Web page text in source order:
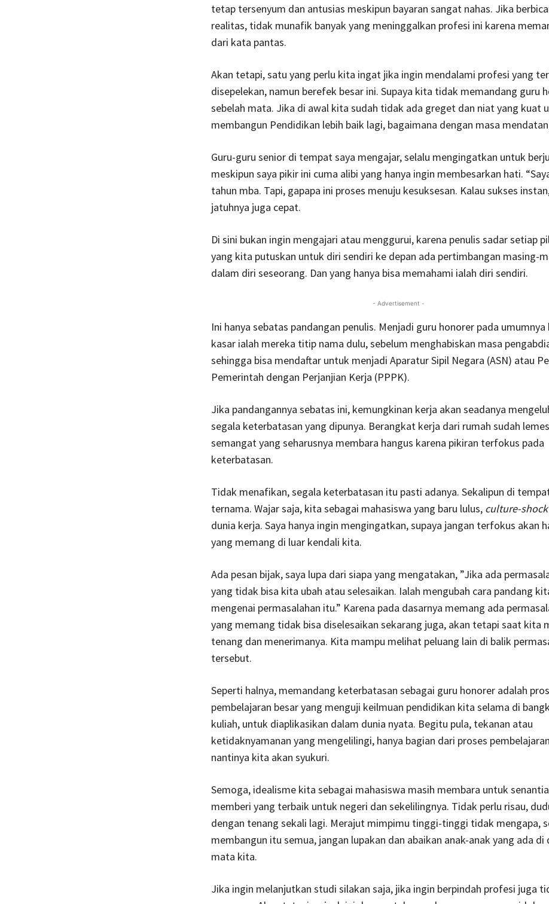
tetap tersenyum dan antusias meskipun bayaran sangat nahas. Jika
realitas, tidak munafik banyak yang meninggalkan profesi ini karena
dari kata pantas.
Akan tetapi, satu yang perlu kita ingat jika ingin mendalami profesi yang
disepelekan, namun berefek besar ini. Supaya kita tidak memandang guru
sebelah mata. Jika di awal kita sudah tidak ada greget dan niat yang kuat
membangun Pendidikan lebih baik lagi, bagaimana dengan masa
Guru-guru senior di tempat saya mengajar, selalu mengingatkan untuk
meskipun saya pikir ini cuma alibi yang hanya ingin membesarkan hati.
tahun mba. Tapi, gapapa ini proses menuju kesuksesan. Kalau sukses
jatuhnya juga cepat.
Di sini bukan ingin mengajari atau menggurui, karena penulis sadar setiap
yang kita putuskan untuk diri sendiri ke depan ada pertimbangan masing-
dalam diri seseorang. Dan yang hanya bisa memahami ialah diri sendiri.
- Advertisement -
Ini hanya sebatas pandangan penulis. Menjadi guru honorer pada umumnya
kasar ialah mereka titip nama dulu, sebelum menghabiskan masa
sehingga bisa mendaftar untuk menjadi Aparatur Sipil Negara (ASN) atau
Pemerintah dengan Perjanjian Kerja (PPPK).
Jika pandangannya sebatas ini, kemungkinan kerja akan seadanya
segala keterbatasan yang dipunya. Berangkat kerja dari rumah sudah
semangat yang seharusnya membara hangus karena pikiran terfokus pada
keterbatasan.
Tidak menafikan, segala keterbatasan itu pasti adanya. Sekalipun di
ternama. Wajar saja, kita sebagai mahasiswa yang baru lulus, culture-shock
dunia kerja. Saya hanya ingin mengingatkan, supaya jangan terfokus akan
yang memang di luar kendali kita.
Ada pesan bijak, saya lupa dari siapa yang mengatakan, ”Jika ada
yang tidak bisa kita ubah atau selesaikan. Ialah mengubah cara pandang
mengenai permasalahan itu.” Karena pada dasarnya memang ada
yang memang tidak bisa diselesaikan sekarang juga, akan tetapi saat kita
tenang dan menerimanya. Kita mampu melihat peluang lain di balik
tersebut.
Seperti halnya, memandang keterbatasan sebagai guru honorer adalah
pembelajaran besar yang menguji keilmuan pendidikan kita selama di
kuliah, untuk diaplikasikan dalam dunia nyata. Begitu pula, tekanan atau
ketidaknyamanan yang mengelilingi, hanya bagian dari proses
nantinya kita akan syukuri.
Semoga, idealisme kita sebagai mahasiswa masih membara untuk
memberi yang terbaik untuk negeri dan sekelilingnya. Tidak perlu risau,
dengan tenang sekali lagi. Merajut mimpimu tinggi-tinggi tidak mengapa,
membangun itu semua, jangan lupakan dan abaikan anak-anak yang ada di
mata kita.
Jika ingin melanjutkan studi silakan saja, jika ingin berpindah profesi juga